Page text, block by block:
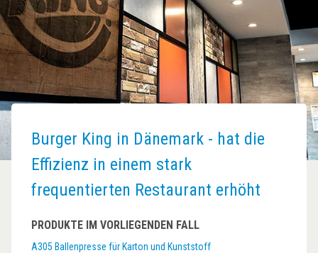
Burger King in Dänemark - hat die
Effizienz in einem stark
frequentierten Restaurant erhöht
PRODUKTE IM VORLIEGENDEN FALL
A305 Ballenpresse für Karton und Kunststoff